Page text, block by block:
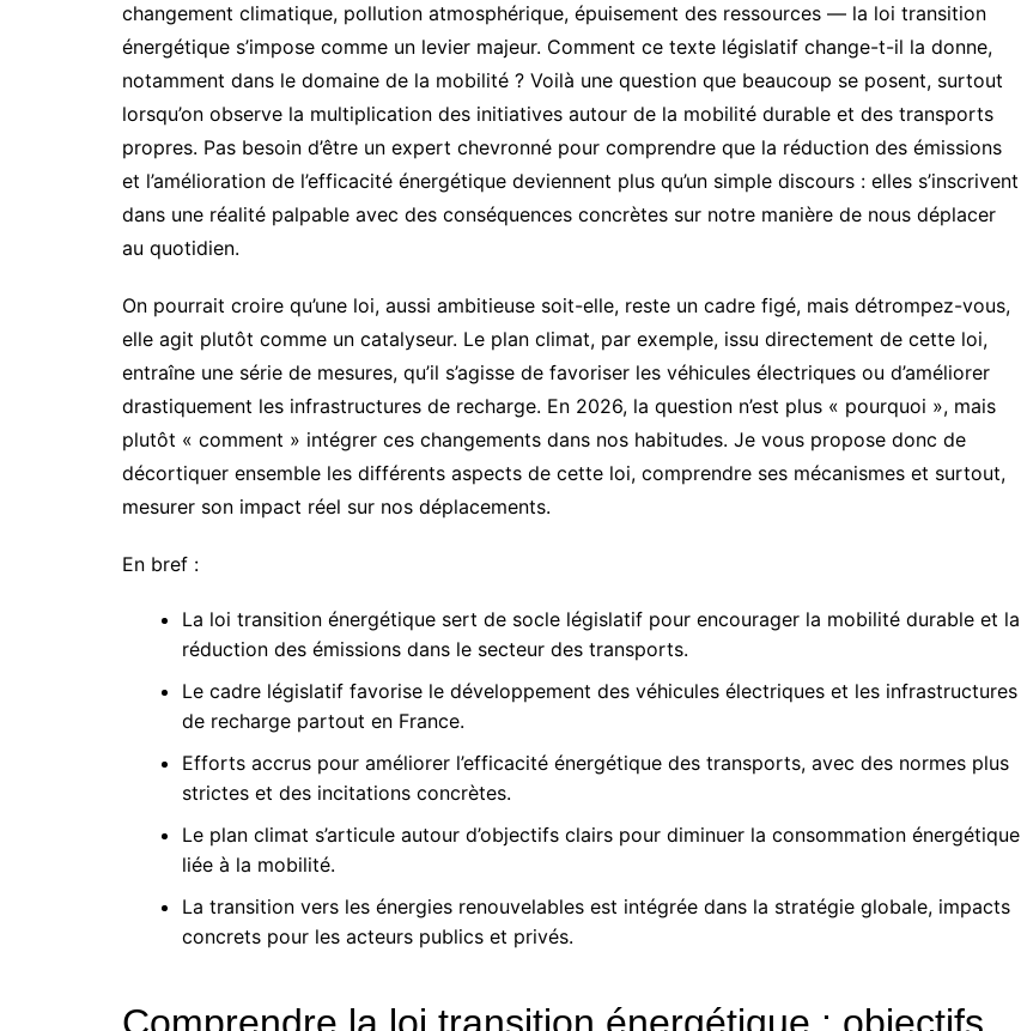
changement climatique, pollution atmosphérique, épuisement des ressources — la loi transition
énergétique s’impose comme un levier majeur. Comment ce texte législatif change-t-il la donne,
notamment dans le domaine de la mobilité ? Voilà une question que beaucoup se posent, surtout
lorsqu’on observe la multiplication des initiatives autour de la mobilité durable et des transports
propres. Pas besoin d’être un expert chevronné pour comprendre que la réduction des émissions
et l’amélioration de l’efficacité énergétique deviennent plus qu’un simple discours : elles s’inscrivent
dans une réalité palpable avec des conséquences concrètes sur notre manière de nous déplacer
au quotidien.
On pourrait croire qu’une loi, aussi ambitieuse soit-elle, reste un cadre figé, mais détrompez-vous,
elle agit plutôt comme un catalyseur. Le plan climat, par exemple, issu directement de cette loi,
entraîne une série de mesures, qu’il s’agisse de favoriser les véhicules électriques ou d’améliorer
drastiquement les infrastructures de recharge. En 2026, la question n’est plus « pourquoi », mais
plutôt « comment » intégrer ces changements dans nos habitudes. Je vous propose donc de
décortiquer ensemble les différents aspects de cette loi, comprendre ses mécanismes et surtout,
mesurer son impact réel sur nos déplacements.
En bref :
La loi transition énergétique sert de socle législatif pour encourager la mobilité durable et la
réduction des émissions dans le secteur des transports.
Le cadre législatif favorise le développement des véhicules électriques et les infrastructures
de recharge partout en France.
Efforts accrus pour améliorer l’efficacité énergétique des transports, avec des normes plus
strictes et des incitations concrètes.
Le plan climat s’articule autour d’objectifs clairs pour diminuer la consommation énergétique
liée à la mobilité.
La transition vers les énergies renouvelables est intégrée dans la stratégie globale, impacts
concrets pour les acteurs publics et privés.